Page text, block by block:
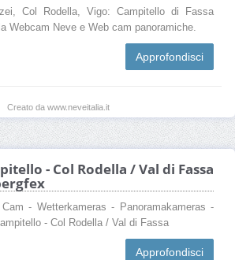
Col Rodella, Vigo: Campitello di Fassa
Webcam Neve e Web cam panoramiche.
Approfondisci
Creato da www.neveitalia.it
- Col Rodella / Val di Fassa
- Wetterkameras - Panoramakameras -
- Col Rodella / Val di Fassa
Approfondisci